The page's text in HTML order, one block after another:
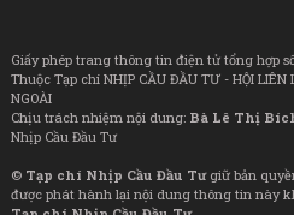
Giấy phép trang thông tin điện tử tổng hợp
Thuộc Tạp chí NHỊP CẦU ĐẦU TƯ - HỘI LIÊN
NGOÀI
Chịu trách nhiệm nội dung: Bà Lê Thị
Nhịp Cầu Đầu Tư
© Tạp chí Nhịp Cầu Đầu Tưgiữ bản
được phát hành lại nội dung thông tin này